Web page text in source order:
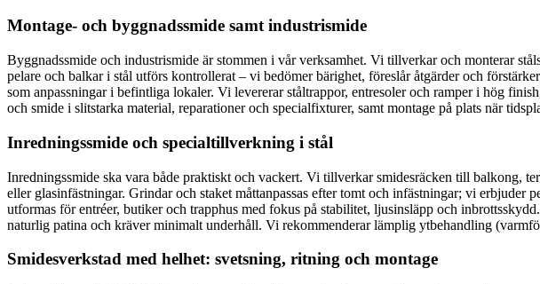
Montage- och byggnadssmide samt industrismide
Byggnadssmide och industrismide är stommen i vår verksamhet. Vi tillverkar och monterar
pelare och balkar i stål utförs kontrollerat – vi bedömer bärighet, föreslår åtgärder och
som anpassningar i befintliga lokaler. Vi levererar ståltrappor, entresoler och ramper i hög
och smide i slitstarka material, reparationer och specialfixturer, samt montage på plats när
Inredningssmide och specialtillverkning i stål
Inredningssmide ska vara både praktiskt och vackert. Vi tillverkar smidesräcken till balkong,
eller glasinfästningar. Grindar och staket måttanpassas efter tomt och infästningar; vi
utformas för entréer, butiker och trapphus med fokus på stabilitet, ljusinsläpp och
naturlig patina och kräver minimalt underhåll. Vi rekommenderar lämplig ytbehandling
Smidesverkstad med helhet: svetsning, ritning och montage